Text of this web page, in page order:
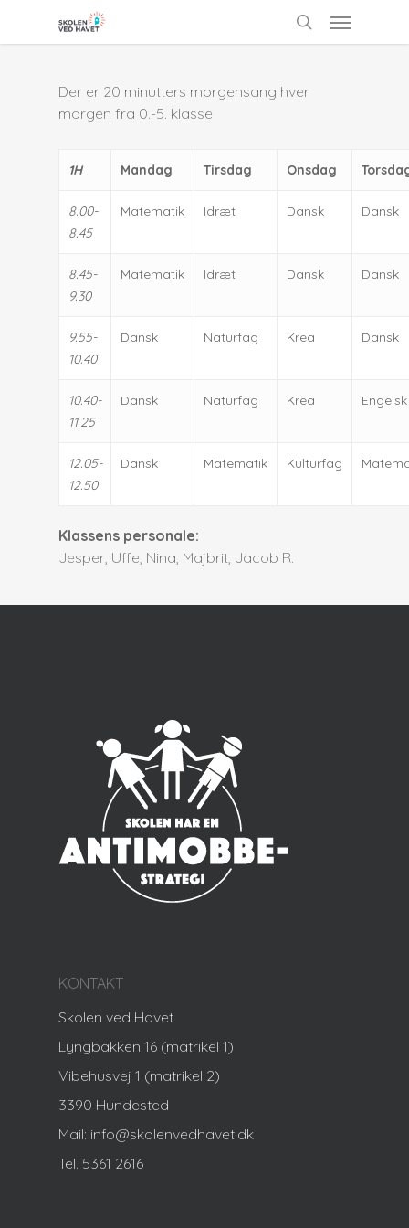
search
Menu
Der er 20 minutters morgensang hver
morgen fra 0.-5. klasse
1H Mandag Tirsdag Onsdag
8.00-
8.45
Matematik Idræt Dansk Dansk
8.45-
9.30
Matematik Idræt Dansk Dansk
9.55-
10.40
Dansk Naturfag Krea Dansk
10.40-
11.25
Dansk Naturfag Krea Engelsk
12.05-
12.50
Dansk Matematik Kulturfag
Klassens personale:
Jesper, Uffe, Nina, Majbrit, Jacob R.
KONTAKT
Skolen ved Havet
Lyngbakken 16 (matrikel 1)
Vibehusvej 1 (matrikel 2)
3390 Hundested
Mail: info@skolenvedhavet.dk
Tel. 5361 2616